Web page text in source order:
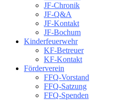
JF-Chronik
JF-Q&A
JF-Kontakt
JF-Bochum
Kinderfeuerwehr
KF-Betreuer
KF-Kontakt
Förderverein
FFQ-Vorstand
FFQ-Satzung
FFQ-Spenden